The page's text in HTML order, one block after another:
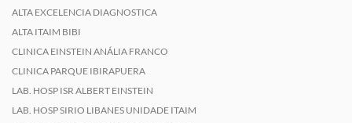
ALTA EXCELENCIA DIAGNOSTICA
ALTA ITAIM BIBI
CLINICA EINSTEIN ANÁLIA FRANCO
CLINICA PARQUE IBIRAPUERA
LAB. HOSP ISR ALBERT EINSTEIN
LAB. HOSP SIRIO LIBANES UNIDADE ITAIM